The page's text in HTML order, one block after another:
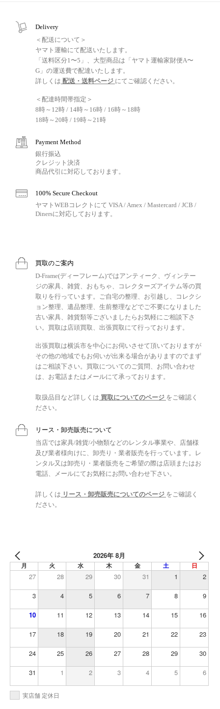
Delivery
＜配送について＞
ヤマト運輸にて配送いたします。
「送料区分1〜5」、大型商品は「ヤマト運輸家財便A〜
G」の運送費で配達いたします。
詳しくは 配送・送料ページ にてご確認ください。
＜配達時間帯指定＞
8時～12時 / 14時～16時 / 16時～18時
18時～20時 / 19時～21時
Payment Method
銀行振込
クレジット決済
商品代引に対応しております。
100% Secure Checkout
ヤマトWEBコレクトにて VISA / Amex / Mastercard / JCB /
Dinersに対応しております。
買取のご案内
D-Frame(ディーフレーム)ではアンティーク、ヴィンテー
ジの家具、雑貨、おもちゃ、コレクターズアイテム等の買
取りを行っています。ご自宅の整理、お引越し、コレクシ
ョン整理、遺品整理、生前整理などでご不要になりました
古い家具、雑貨類等ございましたらお気軽にご相談下さ
い。買取は店頭買取、出張買取にて行っております。
出張買取は横浜市を中心にお伺いさせて頂いておりますが
その他の地域でもお伺いが出来る場合がありますのでまず
はご相談下さい。買取についてのご質問、お問い合わせ
は、お電話またはメールにて承っております。
取扱品目など詳しくは 買取についてのページ をご確認く
ださい。
リース・卸売販売について
当店では家具/雑貨/小物類などのレンタル事業や、店舗様
及び業者様向けに、卸売り・業者販売を行っています。レ
ンタル又は卸売り・業者販売をご希望の際は店頭またはお
電話、メールにてお気軽にお問い合わせ下さい。
詳しくは リース・卸売販売についてのページ をご確認く
ださい。
2026年 8月
月 火 水 木 金 土 日
27 28 29 30 31 1 2
3 4 5 6 7 8 9
10 11 12 13 14 15 16
17 18 19 20 21 22 23
24 25 26 27 28 29 30
31 1 2 3 4 5 6
実店舗 定休日